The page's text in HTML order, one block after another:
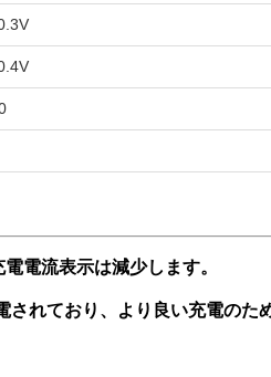
電流表示は減少します。
れており、より良い充電のた